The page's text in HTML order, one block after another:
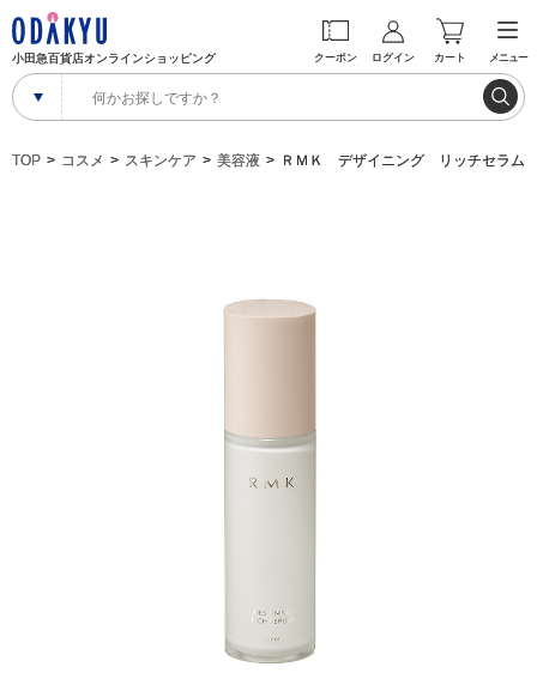
小田急百貨店オンラインショッピング クーポン ログイン カート メニュー
TOP コスメ スキンケア 美容液 ＲＭＫ デザイニング リッチセラム